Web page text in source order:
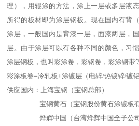
理），用辊涂的方法，涂上一层或多层液
所得的板材即为涂层钢板。现在国内有背
涂层，一般国内是背漆一层，面漆两层，
层。由于涂层可以有各种不同的颜色，习
涂层钢板，也叫彩涂卷，彩钢卷，彩涂钢带
彩涂板卷=冷轧板+涂镀层（电锌/热镀锌/镀
供应国内：上海宝钢（宝钢总部）
宝钢黄石（宝钢股份黄石涂镀板有
烨辉中国（台湾烨辉中国全子公司